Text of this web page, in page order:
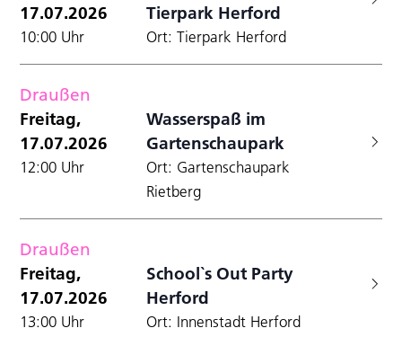
17.07.2026
Tierpark Herford
10:00 Uhr Ort: Tierpark Herford
Draußen
Freitag,
17.07.2026
Wasserspaß im
Gartenschaupark
12:00 Uhr
Ort: Gartenschaupark
Rietberg
Draußen
Freitag,
17.07.2026
School`s Out Party
Herford
13:00 Uhr Ort: Innenstadt Herford